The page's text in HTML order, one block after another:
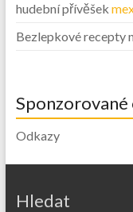
hudební přívěšek
Bezlepkové recepty
Sponzorované
Odkazy
Hledat